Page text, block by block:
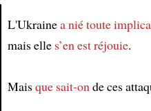
Article
L'Ukrainea niétoute
mais elle s’en est réjouie.
Maisque sait-onde ces